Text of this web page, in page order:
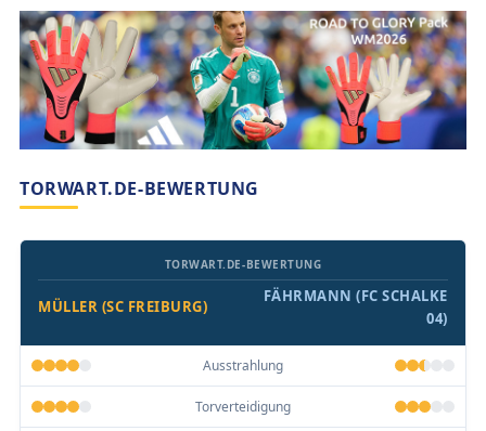
TORWART.DE-BEWERTUNG
MÜLLER (SC FREIBURG)
TORWART.DE-BEWERTUNG
FÄHRMANN (FC SCHALKE
04)
Ausstrahlung
Torverteidigung